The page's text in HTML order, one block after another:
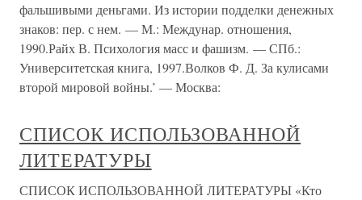
фальшивыми деньгами. Из истории подделки денежных
знаков: пер. с нем. — М.: Междунар. отношения,
1990.Райх В. Психология масс и фашизм. — СПб.:
Университетская книга, 1997.Волков Ф. Д. За кулисами
второй мировой войны.’ — Москва:
СПИСОК ИСПОЛЬЗОВАННОЙ
ЛИТЕРАТУРЫ
СПИСОК ИСПОЛЬЗОВАННОЙ ЛИТЕРАТУРЫ «Кто